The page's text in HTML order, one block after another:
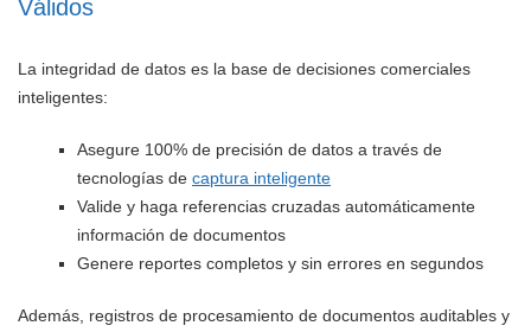
Válidos
La integridad de datos es la base de decisiones comerciales
inteligentes:
Asegure 100% de precisión de datos a través de
tecnologías de captura inteligente
Valide y haga referencias cruzadas automáticamente
información de documentos
Genere reportes completos y sin errores en segundos
Además, registros de procesamiento de documentos auditables y